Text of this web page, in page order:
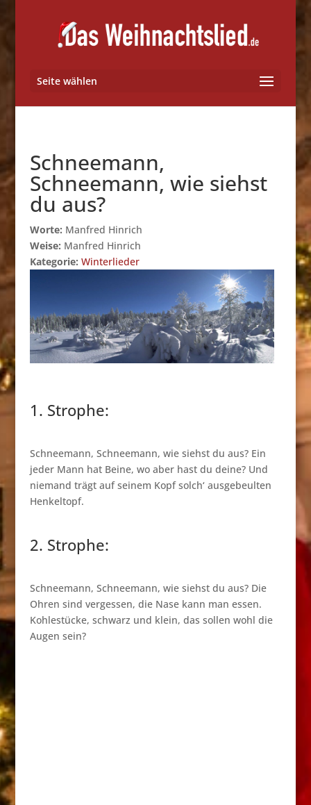
Seite wählen
Schneemann,
Schneemann, wie siehst
du aus?
Worte: Manfred Hinrich
Weise: Manfred Hinrich
Kategorie: Winterlieder
1. Strophe:
Schneemann, Schneemann, wie siehst du aus? Ein
jeder Mann hat Beine, wo aber hast du deine? Und
niemand trägt auf seinem Kopf solch‘ ausgebeulten
Henkeltopf.
2. Strophe:
Schneemann, Schneemann, wie siehst du aus? Die
Ohren sind vergessen, die Nase kann man essen.
Kohlestücke, schwarz und klein, das sollen wohl die
Augen sein?